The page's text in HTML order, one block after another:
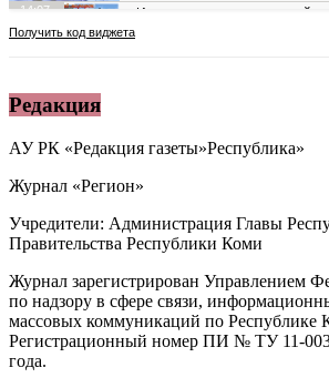
Редакция
АУ РК «Редакция газеты»Республика»
Журнал «Регион»
Учредители: Администрация Главы
Правительства Республики Коми
Журнал зарегистрирован Управлением
по надзору в сфере связи,
массовых коммуникаций по Республике
Регистрационный номер ПИ № ТУ 11-
года.